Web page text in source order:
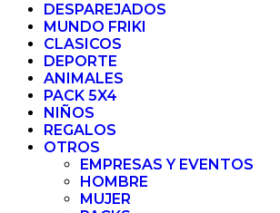
DESPAREJADOS
MUNDO FRIKI
CLASICOS
DEPORTE
ANIMALES
PACK 5X4
NIÑOS
REGALOS
OTROS
EMPRESAS Y EVENTOS
HOMBRE
MUJER